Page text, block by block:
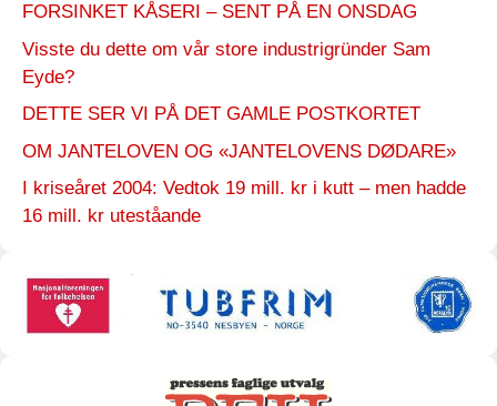
FORSINKET KÅSERI – SENT PÅ EN ONSDAG
Visste du dette om vår store industrigründer Sam
Eyde?
DETTE SER VI PÅ DET GAMLE POSTKORTET
OM JANTELOVEN OG «JANTELOVENS DØDARE»
I kriseåret 2004: Vedtok 19 mill. kr i kutt – men hadde
16 mill. kr uteståande